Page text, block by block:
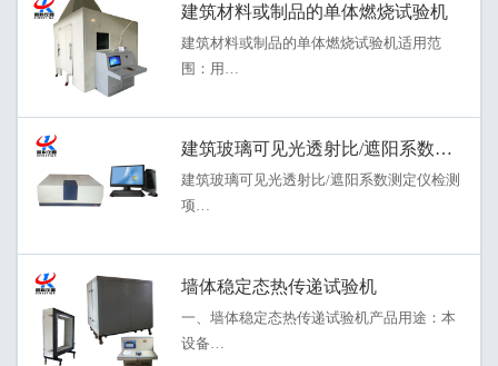
建筑材料或制品的单体燃烧试验机
建筑材料或制品的单体燃烧试验机适用范
围：用…
建筑玻璃可见光透射比/遮阳系数测定仪
建筑玻璃可见光透射比/遮阳系数测定仪检测
项…
墙体稳定态热传递试验机
一、墙体稳定态热传递试验机产品用途：本
设备…